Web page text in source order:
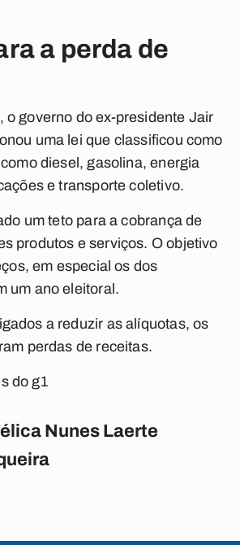
a perda de
o governo do ex-presidente Jair
uma lei que classificou como
diesel, gasolina, energia
e transporte coletivo.
um teto para a cobrança de
produtos e serviços. O objetivo
em especial os dos
um ano eleitoral.
a reduzir as alíquotas, os
perdas de receitas.
do g1
Nunes Laerte